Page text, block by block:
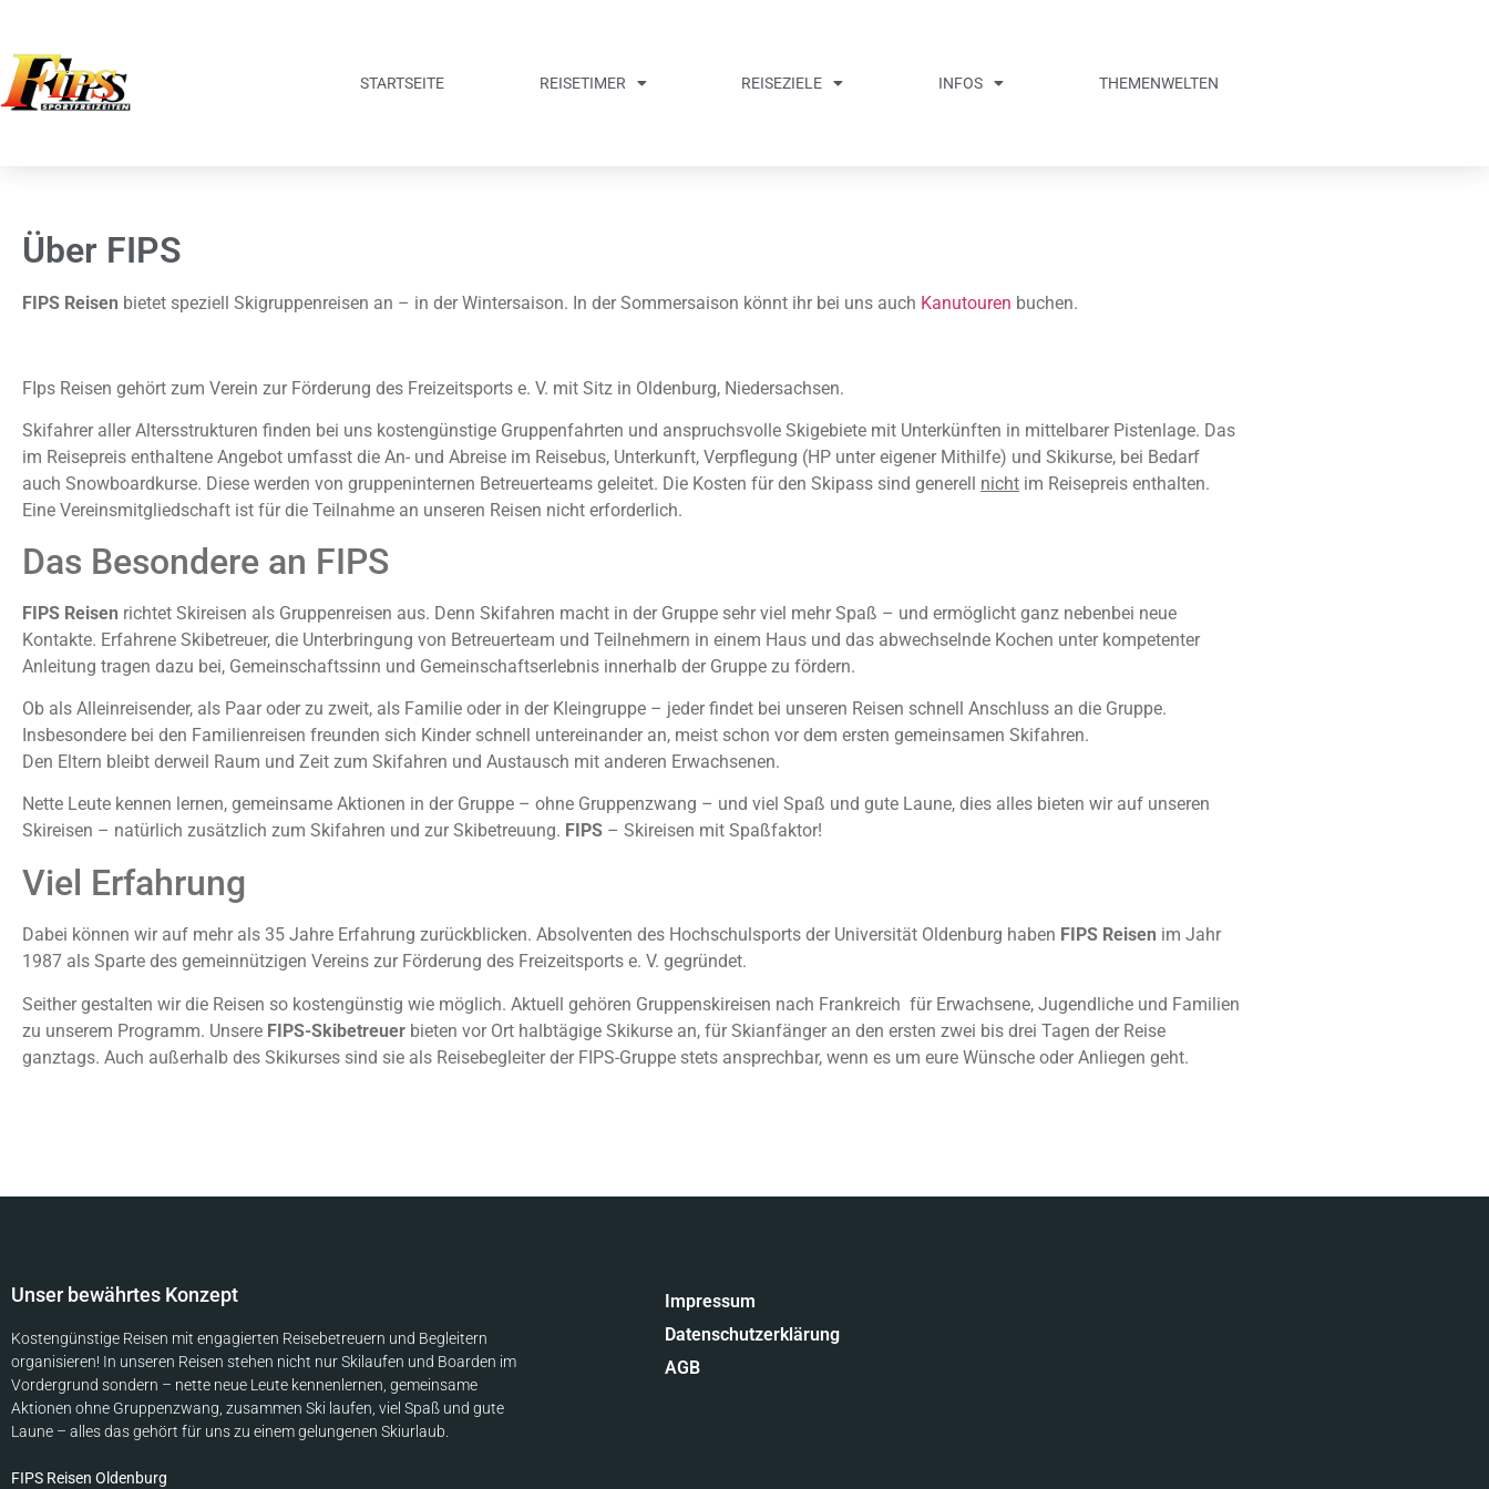
STARTSEITE REISETIMER REISEZIELE INFOS THEMENWELTEN
Über FIPS
FIPS Reisen bietet speziell Skigruppenreisen an – in der Wintersaison. In der Sommersaison könnt ihr bei uns auch Kanutouren buchen.
FIps Reisen gehört zum Verein zur Förderung des Freizeitsports e. V. mit Sitz in Oldenburg, Niedersachsen.
Skifahrer aller Altersstrukturen finden bei uns kostengünstige Gruppenfahrten und anspruchsvolle Skigebiete mit Unterkünften in mittelbarer Pistenlage. Das
im Reisepreis enthaltene Angebot umfasst die An- und Abreise im Reisebus, Unterkunft, Verpflegung (HP unter eigener Mithilfe) und Skikurse, bei Bedarf
auch Snowboardkurse. Diese werden von gruppeninternen Betreuerteams geleitet. Die Kosten für den Skipass sind generell nicht im Reisepreis enthalten.
Eine Vereinsmitgliedschaft ist für die Teilnahme an unseren Reisen nicht erforderlich.
Das Besondere an FIPS
FIPS Reisen richtet Skireisen als Gruppenreisen aus. Denn Skifahren macht in der Gruppe sehr viel mehr Spaß – und ermöglicht ganz nebenbei neue
Kontakte. Erfahrene Skibetreuer, die Unterbringung von Betreuerteam und Teilnehmern in einem Haus und das abwechselnde Kochen unter kompetenter
Anleitung tragen dazu bei, Gemeinschaftssinn und Gemeinschaftserlebnis innerhalb der Gruppe zu fördern.
Ob als Alleinreisender, als Paar oder zu zweit, als Familie oder in der Kleingruppe – jeder findet bei unseren Reisen schnell Anschluss an die Gruppe.
Insbesondere bei den Familienreisen freunden sich Kinder schnell untereinander an, meist schon vor dem ersten gemeinsamen Skifahren.
Den Eltern bleibt derweil Raum und Zeit zum Skifahren und Austausch mit anderen Erwachsenen.
Nette Leute kennen lernen, gemeinsame Aktionen in der Gruppe – ohne Gruppenzwang – und viel Spaß und gute Laune, dies alles bieten wir auf unseren
Skireisen – natürlich zusätzlich zum Skifahren und zur Skibetreuung. FIPS – Skireisen mit Spaßfaktor!
Viel Erfahrung
Dabei können wir auf mehr als 35 Jahre Erfahrung zurückblicken. Absolventen des Hochschulsports der Universität Oldenburg haben FIPS Reisen im Jahr
1987 als Sparte des gemeinnützigen Vereins zur Förderung des Freizeitsports e. V. gegründet.
Seither gestalten wir die Reisen so kostengünstig wie möglich. Aktuell gehören Gruppenskireisen nach Frankreich für Erwachsene, Jugendliche und Familien
zu unserem Programm. Unsere FIPS-Skibetreuer bieten vor Ort halbtägige Skikurse an, für Skianfänger an den ersten zwei bis drei Tagen der Reise
ganztags. Auch außerhalb des Skikurses sind sie als Reisebegleiter der FIPS-Gruppe stets ansprechbar, wenn es um eure Wünsche oder Anliegen geht.
Unser bewährtes Konzept
Kostengünstige Reisen mit engagierten Reisebetreuern und Begleitern
organisieren! In unseren Reisen stehen nicht nur Skilaufen und Boarden im
Vordergrund sondern – nette neue Leute kennenlernen, gemeinsame
Aktionen ohne Gruppenzwang, zusammen Ski laufen, viel Spaß und gute
Laune – alles das gehört für uns zu einem gelungenen Skiurlaub.
FIPS Reisen Oldenburg
Impressum
Datenschutzerklärung
AGB